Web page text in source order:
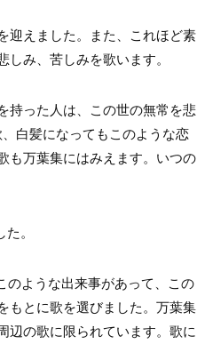
迎えました。また、これほど素
み、苦しみを歌います。
持った人は、この世の無常を悲
白髪になってもこのような恋
も万葉集にはみえます。いつの
。
のような出来事があって、この
もとに歌を選びました。万葉集
辺の歌に限られています。歌に